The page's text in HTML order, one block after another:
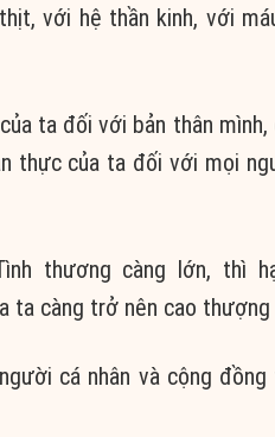
với hệ thần kinh, với
ta đối với bản thân
thực của ta đối với mọi
thương càng lớn, thì
ta càng trở nên cao
cá nhân và cộng